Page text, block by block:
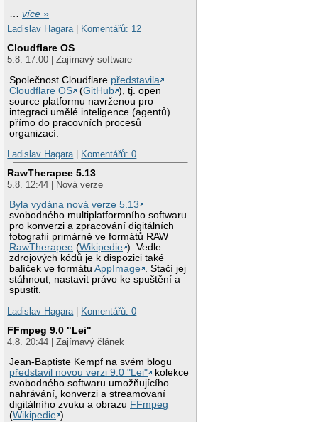
…více »
Ladislav Hagara| Komentářů: 12
Cloudflare OS
5.8. 17:00 | Zajímavý software
Společnost Cloudflare představila
Cloudflare OS
(GitHub ), tj. open
source platformu navrženou pro
integraci umělé inteligence (agentů)
přímo do pracovních procesů
organizací.
Ladislav Hagara| Komentářů: 0
RawTherapee 5.13
5.8. 12:44 | Nová verze
Byla vydána nová verze 5.13
svobodného multiplatformního softwaru
pro konverzi a zpracování digitálních
fotografií primárně ve formátů RAW
RawTherapee (Wikipedie ). Vedle
zdrojových kódů je k dispozici také
balíček ve formátuAppImage . Stačí jej
stáhnout, nastavit právo ke spuštění a
spustit.
Ladislav Hagara| Komentářů: 0
FFmpeg 9.0 "Lei"
4.8. 20:44 | Zajímavý článek
Jean-Baptiste Kempf na svém blogu
představil novou verzi 9.0 "Lei"
kolekce
svobodného softwaru umožňujícího
nahrávání, konverzi a streamovaní
digitálního zvuku a obrazu FFmpeg
(Wikipedie ).